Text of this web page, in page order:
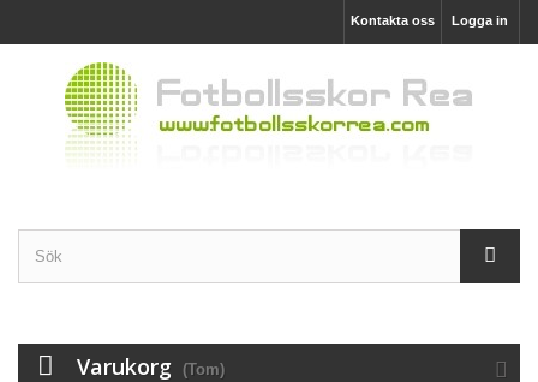
Logga in
Kontakta oss
Varukorg (Tom)